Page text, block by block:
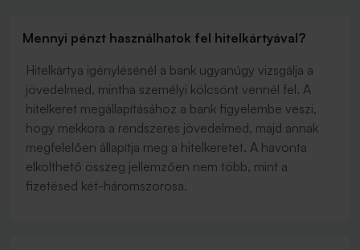
Mennyi pénzt használhatok fel hitelkártyával?
Hitelkártya igénylésénél a bank ugyanúgy vizsgálja a
jövedelmed, mintha személyi kölcsönt vennél fel. A
hitelkeret megállapításához a bank figyelembe veszi,
hogy mekkora a rendszeres jövedelmed, majd annak
megfelelően állapítja meg a hitelkeretet. A havonta
elkölthető összeg jellemzően nem több, mint a
fizetésed két-háromszorosa.